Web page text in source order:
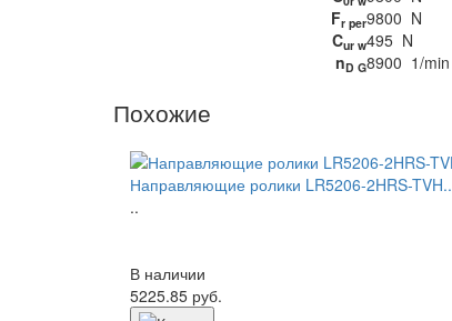
Fr per9800 N
Cur w495 N
nD G8900 1/min
Похожие
Направляющие ролики LR5206-2HRS-TVH..
..
В наличии
5225.85 руб.